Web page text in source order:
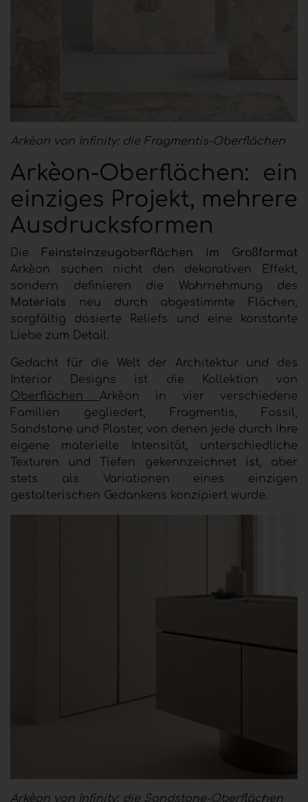
Arkèon von Infinity: die Fragmentis-Oberflächen
Arkèon-Oberflächen: ein
einziges Projekt, mehrere
Ausdrucksformen
Die
Feinsteinzeugoberflächen im Großformat
Arkèon suchen nicht den dekorativen Effekt,
sondern definieren die Wahrnehmung des
Materials neu durch abgestimmte Flächen,
sorgfältig dosierte Reliefs und eine konstante
Liebe zum Detail.
Gedacht für die Welt der Architektur und des
Interior Designs ist die Kollektion von
Oberflächen
Arkèon in vier verschiedene
Familien gegliedert,
Fragmentis, Fossil,
Sandstone und Plaster, von denen jede durch ihre
eigene materielle Intensität, unterschiedliche
Texturen und Tiefen gekennzeichnet ist, aber
stets als Variationen eines einzigen
gestalterischen Gedankens konzipiert wurde.
Arkèon von Infinity: die Sandstone-Oberflächen